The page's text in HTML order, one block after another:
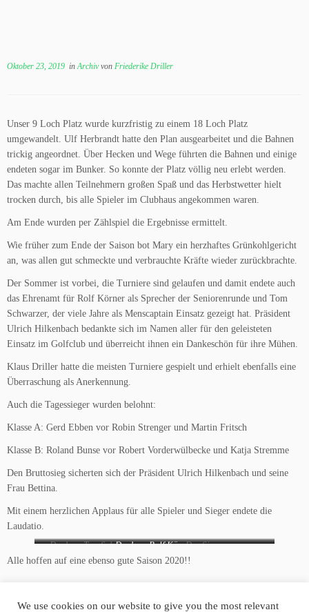
Oktober 23, 2019 inArchivvon Friederike Driller
Unser 9 Loch Platz wurde kurzfristig zu einem 18 Loch Platz
umgewandelt. Ulf Herbrandt hatte den Plan ausgearbeitet und die Bahnen
trickig angeordnet. Über Hecken und Wege führten die Bahnen und einige
endeten sogar im Bunker. So konnte der Platz völlig neu erlebt werden.
Das machte allen Teilnehmern großen Spaß und das Herbstwetter hielt
trocken durch, bis alle Spieler im Clubhaus angekommen waren.
Am Ende wurden per Zählspiel die Ergebnisse ermittelt.
Wie früher zum Ende der Saison bot Mary ein herzhaftes Grünkohlgericht
an, was allen gut schmeckte und verbrauchte Kräfte wieder zurückbrachte.
Der Sommer ist vorbei, die Turniere sind gelaufen und damit endete auch
das Ehrenamt für Rolf Körner als Sprecher der Seniorenrunde und Tom
Schwarzer, der viele Jahre als Menscaptain Einsatz gezeigt hat. Präsident
Ulrich Hilkenbach bedankte sich im Namen aller für den geleisteten
Einsatz im Golfclub und überreicht ihnen ein Dankeschön für ihre Mühen.
Klaus Driller hatte die meisten Turniere gespielt und erhielt ebenfalls eine
Überraschung als Anerkennung.
Auch die Tagessieger wurden belohnt:
Klasse A: Gerd Ebben vor Robin Strenger und Martin Fritsch
Klasse B: Roland Bunse vor Robert Vorderwülbecke und Katja Stremme
Den Bruttosieg sicherten sich der Präsident Ulrich Hilkenbach und seine
Frau Bettina.
Mit einem herzlichen Applaus für alle Spieler und Sieger endete die
Laudatio.
Dank an Tom Schwarzer
Das Siegerpaar
Dank an Rolf Körner
Alle hoffen auf eine ebenso gute Saison 2020!!
We use cookies on our website to give you the most relevant